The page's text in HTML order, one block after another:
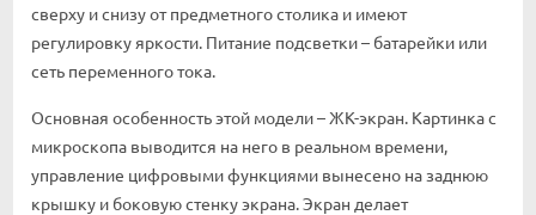
сверху и снизу от предметного столика и имеют
регулировку яркости. Питание подсветки – батарейки или
сеть переменного тока.
Основная особенность этой модели – ЖК-экран. Картинка с
микроскопа выводится на него в реальном времени,
управление цифровыми функциями вынесено на заднюю
крышку и боковую стенку экрана. Экран делает